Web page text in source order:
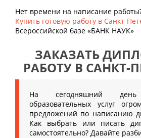
Нет времени на написание
Купить готовую работу в Санкт-
Всероссийской базе «БАНК НАУК»
ЗАКАЗАТЬ
РАБОТУ В САНКТ-
На сегодняшний
образовательных услуг
предложений по написанию
Как выбрать или писать
самостоятельно? Давайте